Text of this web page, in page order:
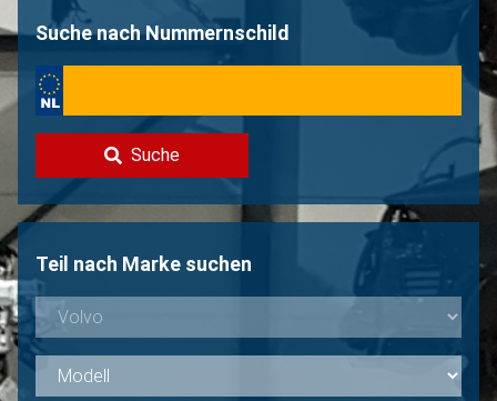
Über uns
Kontakt
Volvo Verkaufen?
Nicht gefunden?
Suche nach Nummernschild
Suche
Teil nach Marke suchen